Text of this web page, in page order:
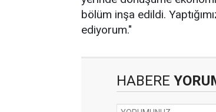
bölüm inşa edildi.
ediyorum."
HABERE